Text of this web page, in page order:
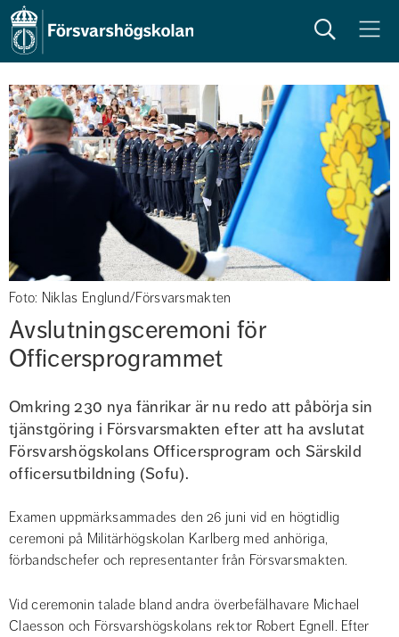
Sök Meny
Foto: Niklas Englund/Försvarsmakten
Avslutningsceremoni för
Officersprogrammet
Omkring 230 nya fänrikar är nu redo att påbörja sin
tjänstgöring i Försvarsmakten efter att ha avslutat
Försvarshögskolans Officersprogram och Särskild
officersutbildning (Sofu).
Examen uppmärksammades den 26 juni vid en högtidlig
ceremoni på Militärhögskolan Karlberg med anhöriga,
förbandschefer och representanter från Försvarsmakten.
Vid ceremonin talade bland andra överbefälhavare Michael
Claesson och Försvarshögskolans rektor Robert Egnell. Efter